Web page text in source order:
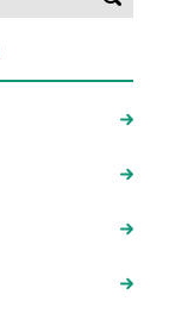
haku